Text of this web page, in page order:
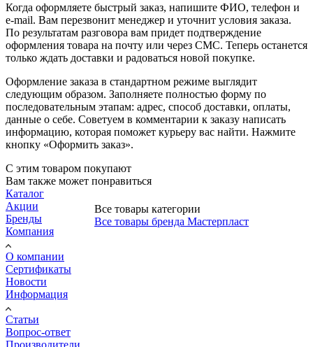
Когда оформляете быстрый заказ, напишите ФИО, телефон и
e-mail. Вам перезвонит менеджер и уточнит условия заказа.
По результатам разговора вам придет подтверждение
оформления товара на почту или через СМС. Теперь останется
только ждать доставки и радоваться новой покупке.
Оформление заказа в стандартном режиме выглядит
следующим образом. Заполняете полностью форму по
последовательным этапам: адрес, способ доставки, оплаты,
данные о себе. Советуем в комментарии к заказу написать
информацию, которая поможет курьеру вас найти. Нажмите
кнопку «Оформить заказ».
С этим товаром покупают
Вам также может понравиться
Все товары категории
Все товары бренда Мастерпласт
Каталог
Акции
Бренды
Компания
О компании
Сертификаты
Новости
Информация
Статьи
Вопрос-ответ
Производители